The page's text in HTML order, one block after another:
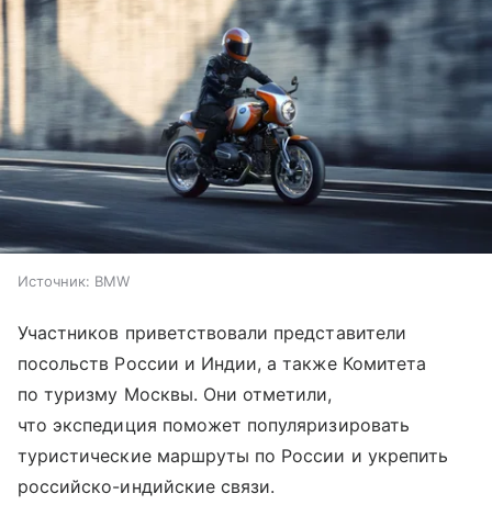
Источник: BMW
Участников приветствовали представители
посольств России и Индии, а также Комитета
по туризму Москвы. Они отметили,
что экспедиция поможет популяризировать
туристические маршруты по России и укрепить
российско-индийские связи.